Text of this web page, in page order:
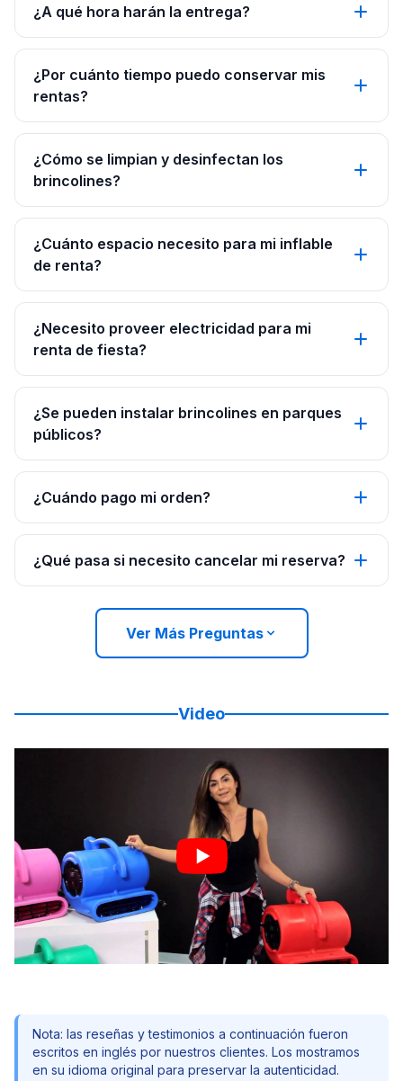
¿A qué hora harán la entrega?
¿Por cuánto tiempo puedo conservar mis
rentas?
¿Cómo se limpian y desinfectan los
brincolines?
¿Cuánto espacio necesito para mi inflable
de renta?
¿Necesito proveer electricidad para mi
renta de fiesta?
¿Se pueden instalar brincolines en parques
públicos?
¿Cuándo pago mi orden?
¿Qué pasa si necesito cancelar mi reserva?
Ver Más Preguntas
Video
Nota: las reseñas y testimonios a continuación fueron
escritos en inglés por nuestros clientes. Los mostramos
en su idioma original para preservar la autenticidad.